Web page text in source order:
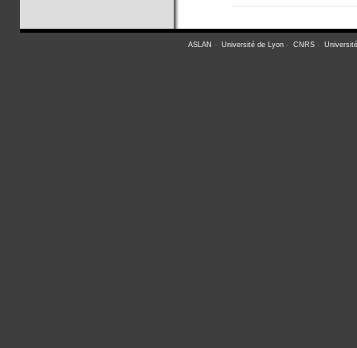
ASLAN - Université de Lyon - CNRS -